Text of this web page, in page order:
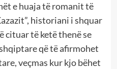
e huaja të romanit të
historiani i shquar
cituar të ketë thenë se
që të afirmohet
veçmas kur kjo bëhet